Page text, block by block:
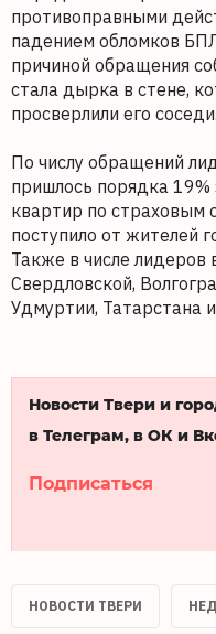
противоправными
падением обломков
причиной обращения
стала дырка в стене,
просверлили его соседи.
По числу обращений
пришлось порядка 19%
квартир по страховым
поступило от жителей
Также в числе лидеров
Свердловской,
Удмуртии, Татарстана
Новости Твери и
в Телеграм, в ОК и
Подписаться
НОВОСТИ ТВЕРИ